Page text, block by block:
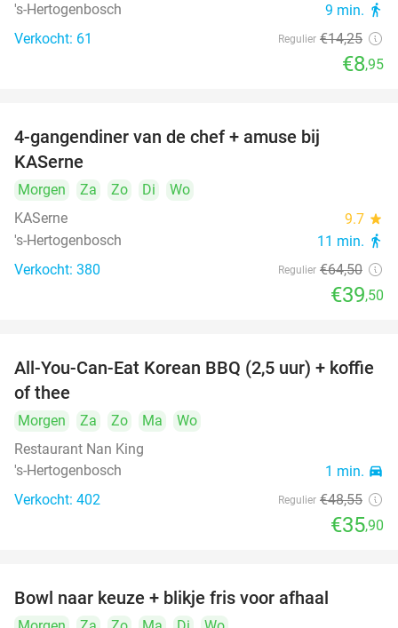
's-Hertogenbosch 9 min. directions_walk
Verkocht: 61 Regulier €14,25
€8,95
4-gangendiner van de chef + amuse bij
KASerne
Morgen Za Zo Di
Wo
KASerne
9.7 star
's-Hertogenbosch 11 min. directions_walk
Verkocht: 380 Regulier €64,50
€39,50
26%
All-You-Can-Eat Korean BBQ (2,5 uur) + koffie
of thee
Morgen Za Zo Ma
Wo
Restaurant Nan King
's-Hertogenbosch
1 min. directions_car
Verkocht: 402 Regulier €48,55
€35,90
Bowl naar keuze + blikje fris voor afhaal